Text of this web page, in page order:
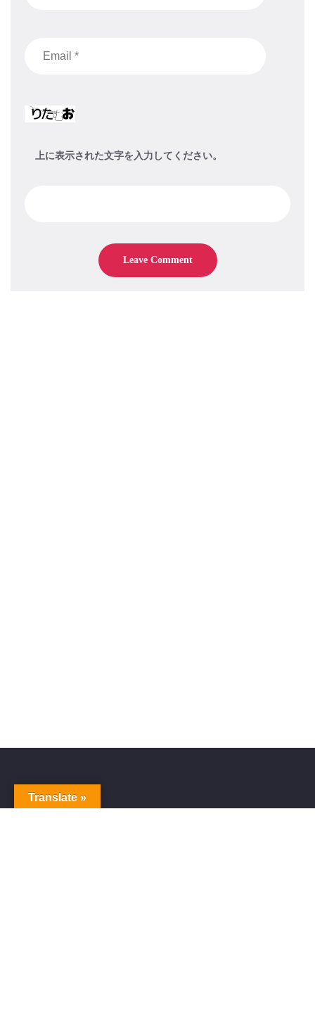
上に表示された文字を入力してください。
Translate »